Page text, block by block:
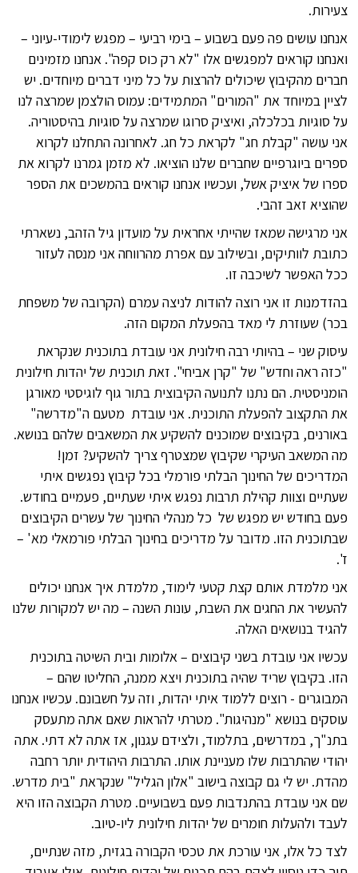
צעירות.
אנחנו עושים פה פעם בשבוע – בימי רביעי – מפגש לימודי-עיוני –
ואנחנו קוראים למפגשים אלו "לא רק כוס קפה". אנחנו מזמינים
חברים מהקיבוץ שיכולים להרצות על כל מיני דברים מיוחדים. יש
לציין במיוחד את "המורים" המתמידים: עמוס הולצמן שמרצה לנו
על סוגיות בכלכלה, ואיציק סרוגו שמרצה על סוגיות בהיסטוריה.
אני עושה "קבלת חג" לקראת כל חג. לאחרונה התחלנו לקרוא
ספרים ביוגרפיים שחברים שלנו הוציאו. לא מזמן גמרנו לקרוא את
ספרו של איציק אשל, ועכשיו אנחנו קוראים בהמשכים את הספר
שהוציא זאב זהבי.
אני מרגישה שמאז שהייתי אחראית על מועדון גיל הזהב, נשארתי
כתובת לוותיקים, ובשילוב עם אפרת מהרווחה אני מנסה לעזור
ככל האפשר לשיכבה זו.
בהזדמנות זו אני רוצה להודות לניצה עמרם (הקרובה של משפחת
בכר) שעוזרת לי מאד בהפעלת המקום הזה.
עיסוק שני – בהיותי רבה חילונית אני עובדת בתוכנית שנקראת
"כזה ראה וחדש" של "קרן אביחי". זאת תוכנית של יהדות חילונית
הומניסטית. הם נתנו לתנועה הקיבוצית בתור גוף לוגיסטי מאורגן
את התקצוב להפעלת התוכנית. אני עובדת מטעם ה"מדרשה"
באורנים, בקיבוצים שמוכנים להשקיע את המשאבים שלהם בנושא.
מה המשאב העיקרי שקיבוץ שמצטרף צריך להשקיע? זמן!
המדריכים של החינוך הבלתי פורמלי בכל קיבוץ נפגשים איתי
שעתיים וצוות קהילת תרבות נפגש איתי שעתיים, פעמיים בחודש.
פעם בחודש יש מפגש של כל מנהלי החינוך של עשרים הקיבוצים
שבתוכנית הזו. מדובר על מדריכים בחינוך הבלתי פורמאלי מא' –
ז'.
אני מלמדת אותם קצת קטעי לימוד, מלמדת איך אנחנו יכולים
להעשיר את החגים את השבת, עונות השנה – מה יש למקורות שלנו
להגיד בנושאים האלה.
עכשיו אני עובדת בשני קיבוצים – אלומות ובית השיטה בתוכנית
הזו. בקיבוץ שריד שהיה בתוכנית ויצא ממנה, החליטו שהם –
המבוגרים - רוצים ללמוד איתי יהדות, וזה על חשבונם. עכשיו אנחנו
עוסקים בנושא "מנהיגות". מטרתי להראות שאם אתה מתעסק
בתנ"ך, במדרשים, בתלמוד, ולצידם עגנון, אז אתה לא דתי. אתה
יהודי שהתרבות שלו מעניינת אותו. התרבות היהודית יותר רחבה
מהדת. יש לי גם קבוצה בישוב "אלון הגליל" שנקראת "בית מדרש.
שם אני עובדת בהתנדבות פעם בשבועיים. מטרת הקבוצה הזו היא
לעבד ולהעלות חומרים של יהדות חילונית ליו-טיוב.
לצד כל אלו, אני עורכת את טכסי הקבורה בגזית, מזה שנתיים,